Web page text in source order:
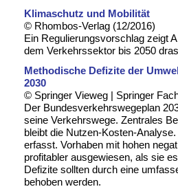
Klimaschutz und Mobilität
© Rhombos-Verlag (12/2016)
Ein Regulierungsvorschlag zeigt
dem Verkehrssektor bis 2050
Methodische Defizite der
2030
© Springer Vieweg | Springer
Der Bundesverkehrswegeplan
seine Verkehrswege. Zentrales
bleibt die Nutzen-Kosten-
erfasst. Vorhaben mit hohen
profitabler ausgewiesen, als sie
Defizite sollten durch eine
behoben werden.